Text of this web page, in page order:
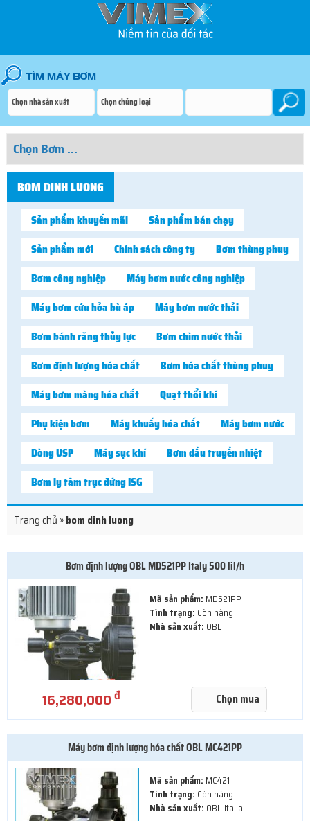
BOM DINH LUONG
Sản phẩm khuyến mãi
Sản phẩm bán chạy
Sản phẩm mới
Chính sách công ty
Bơm thùng phuy
Bơm công nghiệp
Máy bơm nước công nghiệp
Máy bơm cứu hỏa bù áp
Máy bơm nước thải
Bơm bánh răng thủy lực
Bơm chìm nước thải
Bơm định lượng hóa chất
Bơm hóa chất thùng phuy
Máy bơm màng hóa chất
Quạt thổi khí
Phụ kiện bơm
Máy khuấy hóa chất
Máy bơm nước
Dòng USP
Máy sục khí
Bơm dầu truyền nhiệt
Bơm ly tâm trục đứng ISG
Trang chủ »bom dinh luong
Bơm định lượng OBL MD521PP Italy 500 lil/h
Mã sản phẩm: MD521PP
Tình trạng: Còn hàng
Nhà sản xuất: OBL
16,280,000đ Chọn mua
Máy bơm định lượng hóa chất OBL MC421PP
Mã sản phẩm: MC421
Tình trạng: Còn hàng
Nhà sản xuất: OBL-Italia